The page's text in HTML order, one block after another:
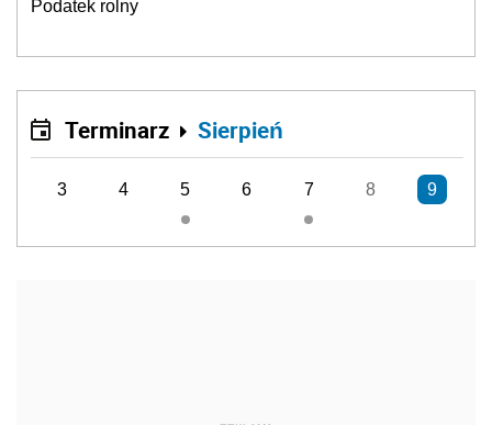
Podatek rolny
Terminarz Sierpień
3 4 5 6 7 8 9